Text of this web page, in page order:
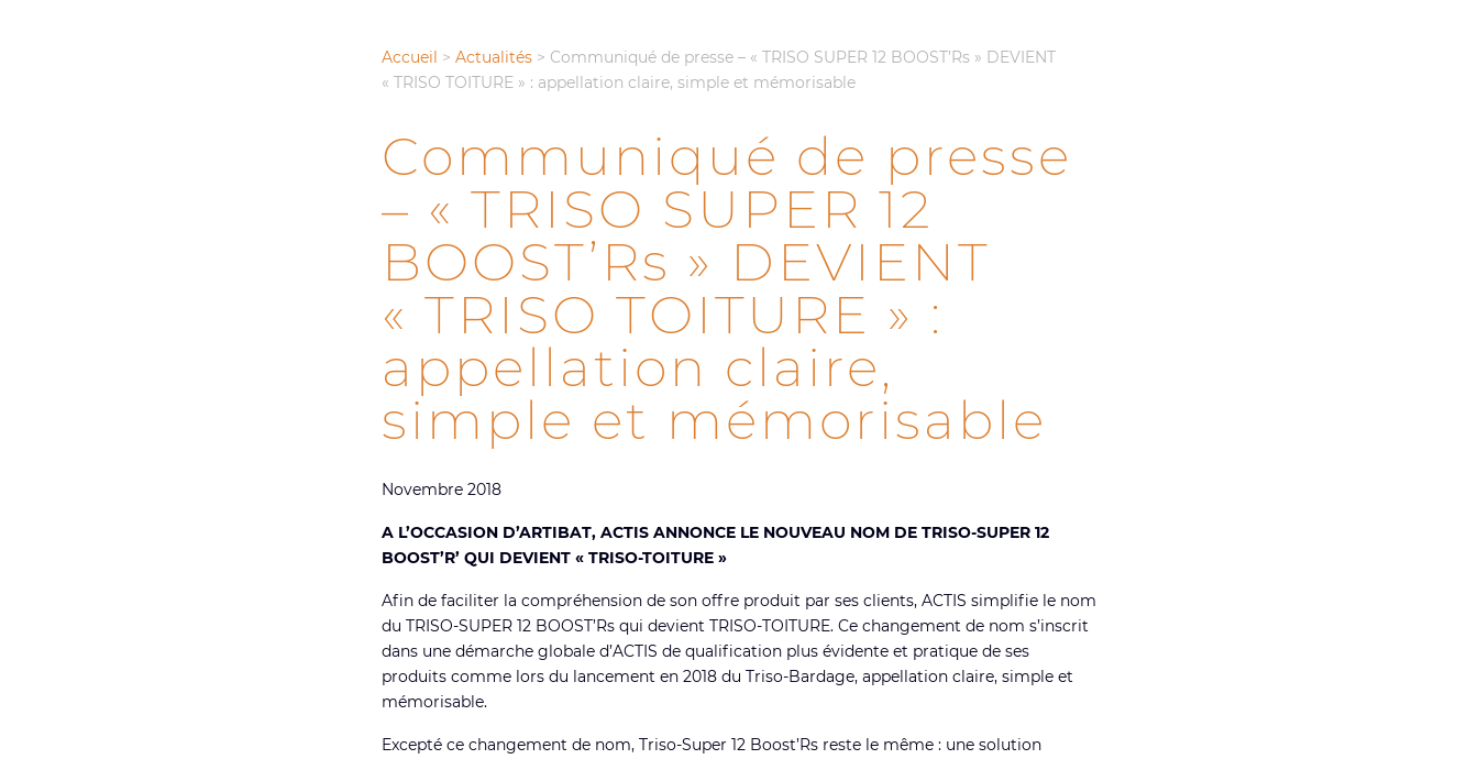
Accueil > Actualités > Communiqué de presse – « TRISO SUPER 12 BOOST’Rs » DEVIENT
« TRISO TOITURE » : appellation claire, simple et mémorisable
Communiqué de presse
– « TRISO SUPER 12
BOOST’Rs » DEVIENT
« TRISO TOITURE » :
appellation claire,
simple et mémorisable
Novembre 2018
A L’OCCASION D’ARTIBAT, ACTIS ANNONCE LE NOUVEAU NOM DE TRISO-SUPER 12
BOOST’R’ QUI DEVIENT « TRISO-TOITURE »
Afin de faciliter la compréhension de son offre produit par ses clients, ACTIS simplifie le nom
du TRISO-SUPER 12 BOOST’Rs qui devient TRISO-TOITURE. Ce changement de nom s’inscrit
dans une démarche globale d’ACTIS de qualification plus évidente et pratique de ses
produits comme lors du lancement en 2018 du Triso-Bardage, appellation claire, simple et
mémorisable.
Excepté ce changement de nom, Triso-Super 12 Boost’Rs reste le même : une solution